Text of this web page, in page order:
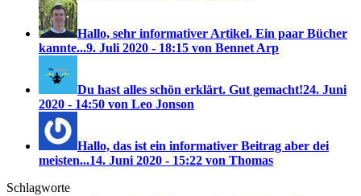
Hallo, sehr informativer Artikel. Ein paar Bücher
kannte...9. Juli 2020 - 18:15 von Bennet Arp
Du hast alles schön erklärt. Gut gemacht!24. Juni
2020 - 14:50 von Leo Jonson
Hallo, das ist ein informativer Beitrag aber dei
meisten...14. Juni 2020 - 15:22 von Thomas
Schlagworte